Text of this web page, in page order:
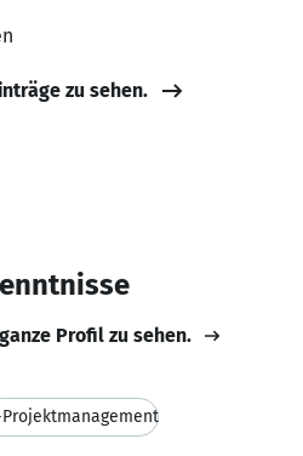
zu sehen.
Profil zu sehen.
Projektmanagement